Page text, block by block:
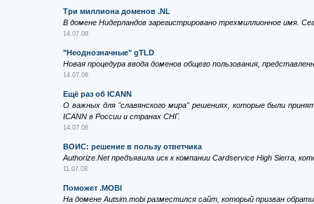
Три миллиона доменов .NL
В домене Нидерландов зарегистрировано трехмиллионное имя.
14.07.08
"Неоднозначные" gTLD
Новая процедура ввода доменов общего пользования,
14.07.08
Ещё раз об ICANN
О важных для "славянского мира" решениях, которые были
ICANN в России и странах СНГ.
14.07.08
ВОИС: решение в пользу ответчика
Authorize.Net предъявила иск к компании Cardservice High Sierra,
11.07.08
Поможет .MOBI
На домене Autsim.mobi разместился сайт, который призван